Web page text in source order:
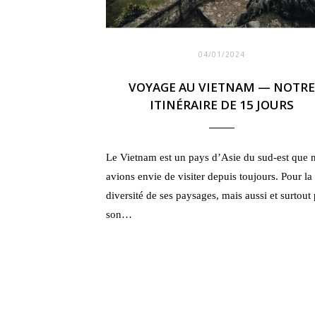
04/01/2024
VOYAGE AU VIETNAM — NOTRE
ITINÉRAIRE DE 15 JOURS
Le Vietnam est un pays d’Asie du sud-est que
avions envie de visiter depuis toujours. Pour la
diversité de ses paysages, mais aussi et surtout
son…